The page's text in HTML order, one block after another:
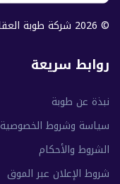
© 2026 شركة طوبة العقارية
روابط سريعة
نبذة عن طوبة
سياسة وشروط الخصوصية
الشروط والأحكام
شروط الإعلان عبر الموق